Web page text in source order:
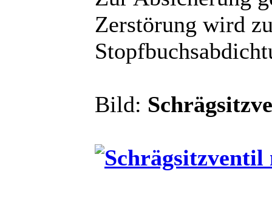
Zerstörung wird
Bild: